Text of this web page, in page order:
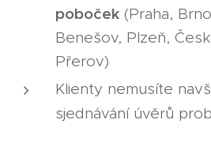
poboček (Praha,
Benešov, Plzeň,
Přerov)
Klienty nemusíte
sjednávání úvěrů